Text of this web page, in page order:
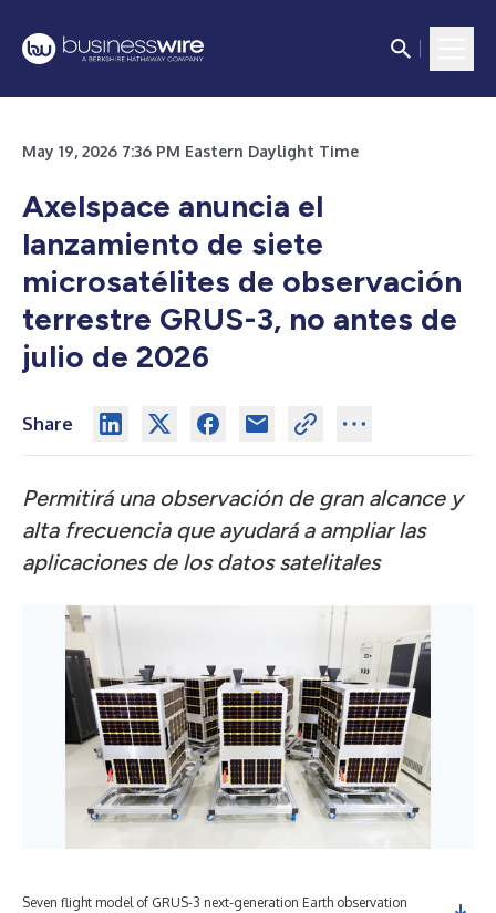
May 19, 2026 7:36 PM Eastern Daylight Time
Axelspace anuncia el
lanzamiento de siete
microsatélites de observación
terrestre GRUS-3, no antes de
julio de 2026
Share
Permitirá una observación de gran alcance y
alta frecuencia que ayudará a ampliar las
aplicaciones de los datos satelitales
Seven flight model of GRUS-3 next-generation Earth observation